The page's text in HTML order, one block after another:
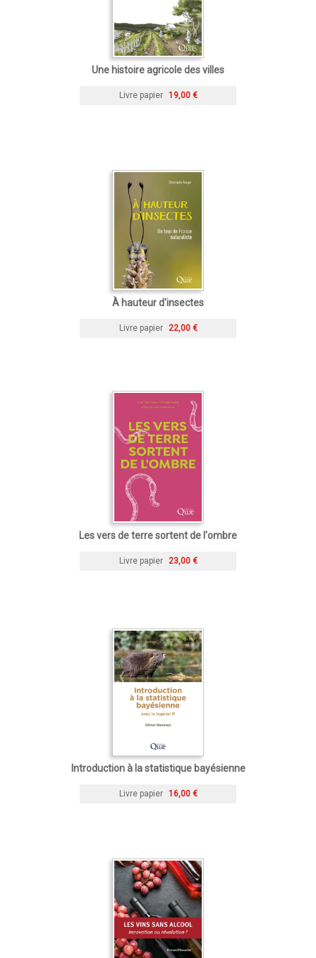
Une histoire agricole des villes
Livre papier 19,00 €
À hauteur d'insectes
Livre papier 22,00 €
Les vers de terre sortent de l'ombre
Livre papier 23,00 €
Introduction à la statistique bayésienne
Livre papier 16,00 €